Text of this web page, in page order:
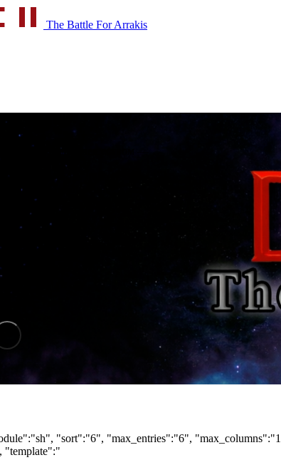
The Battle For Arrakis
ценным веществом —
полёты.
три Великих Дома
"sort":"6", "max_entries":"6",
"template":"